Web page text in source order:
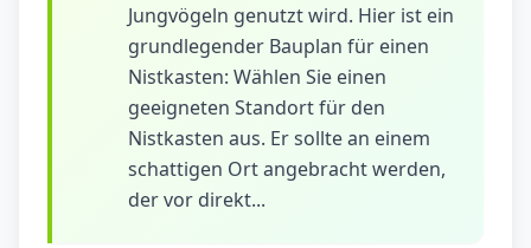
Jungvögeln genutzt wird. Hier ist ein
grundlegender Bauplan für einen
Nistkasten: Wählen Sie einen
geeigneten Standort für den
Nistkasten aus. Er sollte an einem
schattigen Ort angebracht werden,
der vor direkt...